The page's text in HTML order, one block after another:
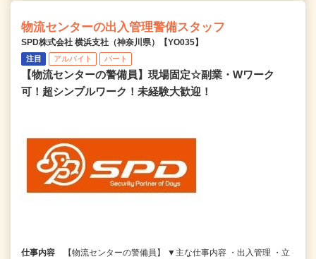
物流センターの出入管理警備スタッフ
SPD株式会社 横浜支社（神奈川県）【YO035】
注目 アルバイト パート
【物流センターの警備員】現場固定☆副業・Wワーク
可！超シンプルワーク！未経験大歓迎！
仕事内容
【物流センターの警備員】 ▼主な仕事内容 ・出入管理 ・立